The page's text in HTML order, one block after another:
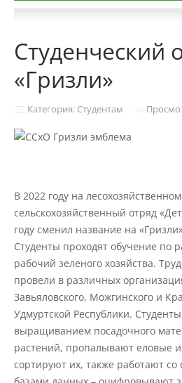
Основные сведения
Структура и органы
образовательной
Образовательные стандарты и
требования
Образование
Руководство
Педагогический состав
Студенческий
«Гризли»
Категория: Студентам
В 2022 году на
сельскохозяйственный отряд
году сменил название на
Студенты проходят обучение по
рабочий зеленого хозяйства.
провели в различных
Завьяловского, Можгинского и
Удмуртской Республики.
выращиванием посадочного
растений, пропалывают еловые
сортируют их, также работают